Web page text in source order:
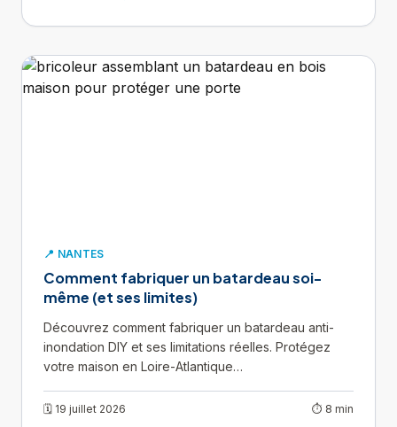
📍 NANTES
Comment fabriquer un batardeau soi-
même (et ses limites)
Découvrez comment fabriquer un batardeau anti-
inondation DIY et ses limitations réelles. Protégez
votre maison en Loire-Atlantique…
🗓 19 juillet 2026 ⏱ 8 min